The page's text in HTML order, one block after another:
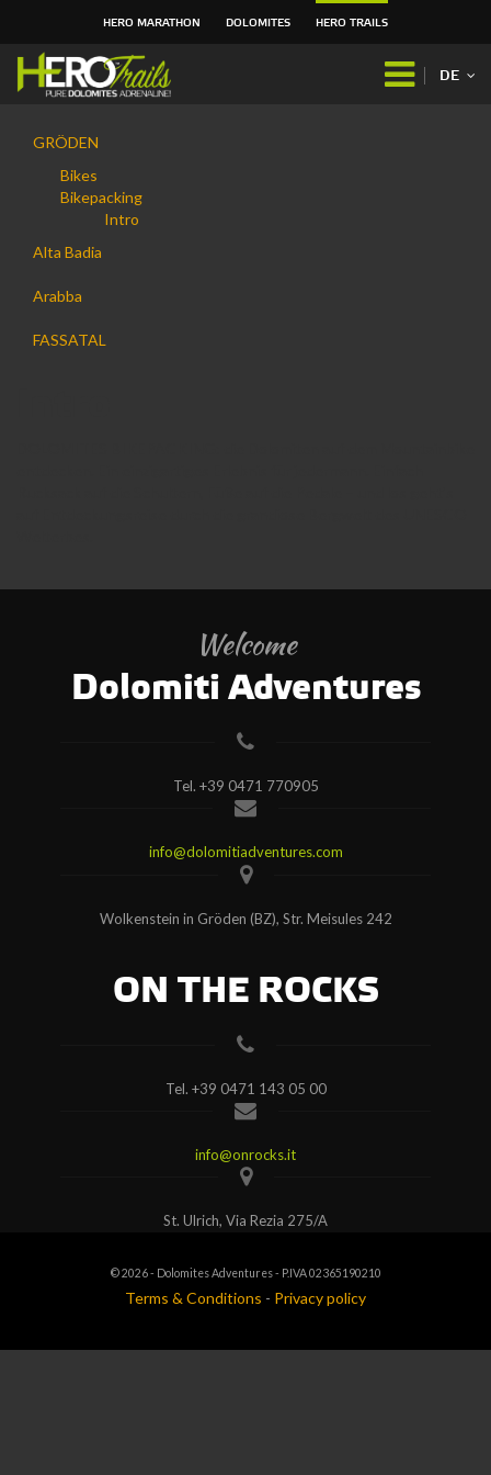
HERO MARATHON DOLOMITES HERO TRAILS
DE
GRÖDEN
Bikes
Bikepacking
Intro
Alta Badia
Arabba
FASSATAL
Welcome
Dolomiti Adventures
Tel. +39 0471 770905
info@dolomitiadventures.com
Wolkenstein in Gröden (BZ), Str. Meisules 242
ON THE ROCKS
Tel. +39 0471 143 05 00
info@onrocks.it
St. Ulrich, Via Rezia 275/A
© 2026 - Dolomites Adventures - P.IVA 02365190210
Terms & Conditions - Privacy policy